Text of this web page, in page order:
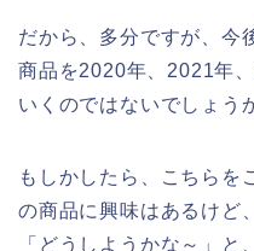
だから、多分ですが、今
商品を2020年、2021年
いくのではないでしょう
もしかしたら、こちらを
の商品に興味はあるけど
「どうしようかな～」と